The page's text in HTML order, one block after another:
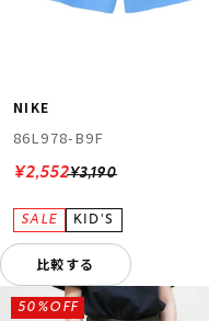
NIKE
86L978-B9F
¥3,190
¥2,552
比較する
50%OFF